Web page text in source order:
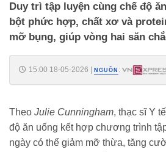
Duy trì tập luyện cùng chế độ
bột phức hợp, chất xơ và
mỡ bụng, giúp vòng hai săn
15:00 18-05-2026 NGUỒN :
Theo Julie Cunningham, thạc sĩ Y
độ ăn uống kết hợp chương trình
ngày có thể giảm mỡ thừa, tăng